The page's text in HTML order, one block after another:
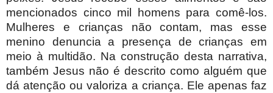
mencionados cinco mil homens para comê-los.
Mulheres e crianças não contam, mas esse
menino denuncia a presença de crianças em
meio à multidão. Na construção desta narrativa,
também Jesus não é descrito como alguém que
dá atenção ou valoriza a criança. Ele apenas faz